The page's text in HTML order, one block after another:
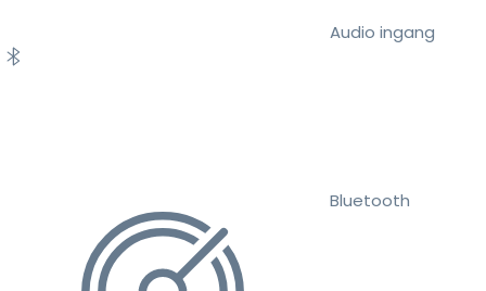
Audio ingang
Bluetooth